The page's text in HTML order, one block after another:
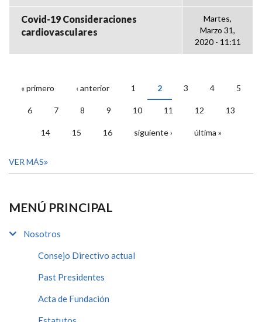
Covid-19 Consideraciones
cardiovasculares
Martes,
Marzo 31,
2020 - 11:11
PÁGINAS
« primero ‹ anterior 1 2 3 4 5
6 7 8 9 10 11 12 13
14 15 16 siguiente › última »
VER MÁS
MENÚ PRINCIPAL
Nosotros
Consejo Directivo actual
Past Presidentes
Acta de Fundación